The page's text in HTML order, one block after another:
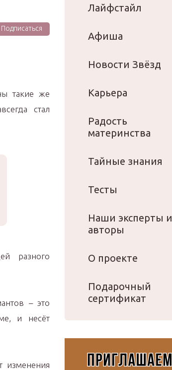
Подписаться
такие же
стал
разного
– это
и несёт
изменения
Лайфстайл
Афиша
Новости Звёзд
Карьера
Радость
материнства
Тайные знания
Тесты
Наши эксперты и
авторы
О проекте
Подарочный
сертификат